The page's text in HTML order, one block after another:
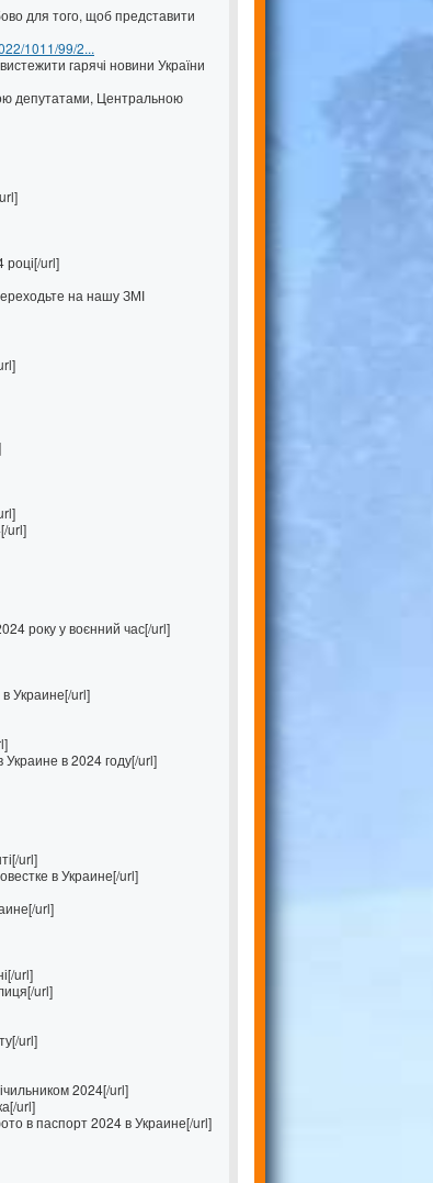
для того, щоб представити
1011/99/2...
гарячі новини України
депутатами, Центральною
році[/url]
на нашу ЗМІ
url]
року у воєнний час[/url]
Украине[/url]
в 2024 году[/url]
url]
в Украине[/url]
url]
url]
url]
url]
2024[/url]
url]
в паспорт 2024 в Украине[/url]